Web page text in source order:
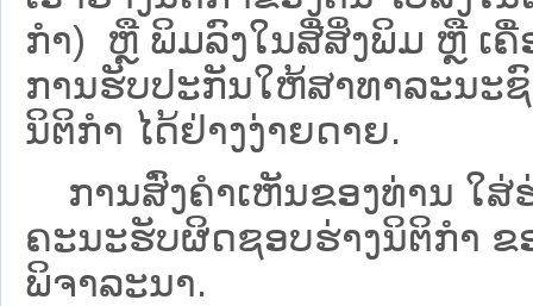
ກຳ) ຫຼື ພິມລົງໃນສື່ສິ່ງພິມ ຫຼື ເຄື່
ການຮັບປະກັນໃຫ້ສາທາລະນະ
ນິຕິກຳ ໄດ້ຢ່າງງ່າຍດາຍ.
ການສົ່ງຄໍາເຫັນຂອງທ່ານ ໃສ່
ຄະນະຮັບຜິດຊອບຮ່າງນິຕິກຳ ຂ
ພິຈາລະນາ.